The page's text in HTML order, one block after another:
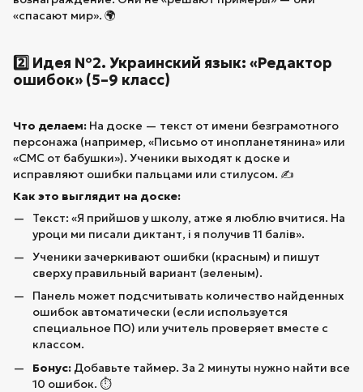
«спасают мир». 🌍
2️⃣ Идея №2. Украинский язык: «Редактор
ошибок» (5–9 класс)
Что делаем: На доске — текст от имени безграмотного
персонажа (например, «Письмо от инопланетянина» или
«СМС от бабушки»). Ученики выходят к доске и
исправляют ошибки пальцами или стилусом. ✍️
Как это выглядит на доске:
Текст: «Я прийшов у школу, атже я люблю вчитися. На
уроци ми писали диктант, і я получив 11 балів».
Ученики зачеркивают ошибки (красным) и пишут
сверху правильный вариант (зеленым).
Панель может подсчитывать количество найденных
ошибок автоматически (если используется
специальное ПО) или учитель проверяет вместе с
классом.
Бонус: Добавьте таймер. За 2 минуты нужно найти все
10 ошибок. ⏱️